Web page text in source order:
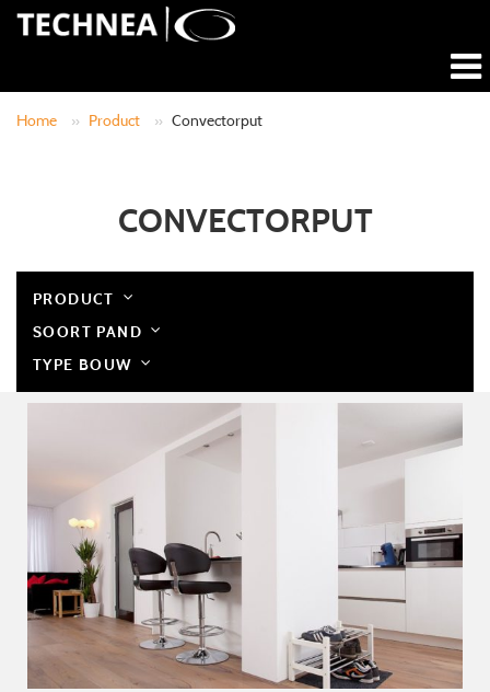
Home » Product » Convectorput
CONVECTORPUT
PRODUCT
SOORT PAND
TYPE BOUW